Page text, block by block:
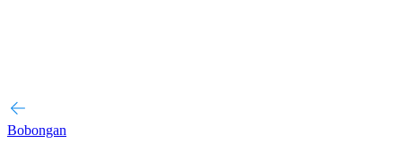
Bobongan